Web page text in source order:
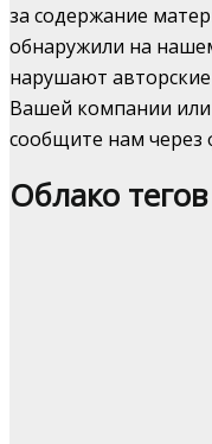
за содержание
обнаружили на
нарушают
Вашей компании или
сообщите нам через
Облако тегов